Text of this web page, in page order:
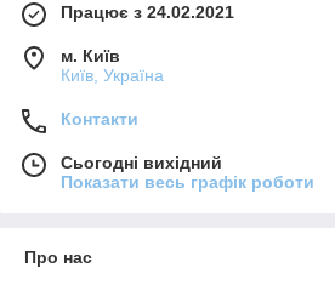
Працює з 24.02.2021
м. Київ
Київ, Україна
Контакти
Сьогодні вихідний
Показати весь графік роботи
Про нас